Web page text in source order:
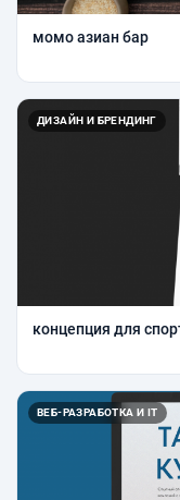
момо азиан бар
ДИЗАЙН И БРЕНДИНГ
концепция для
ВЕБ-РАЗРАБОТКА И IT